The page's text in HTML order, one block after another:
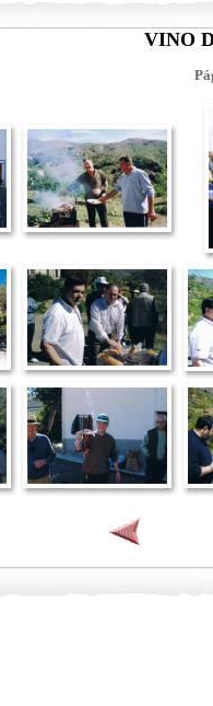
VINO